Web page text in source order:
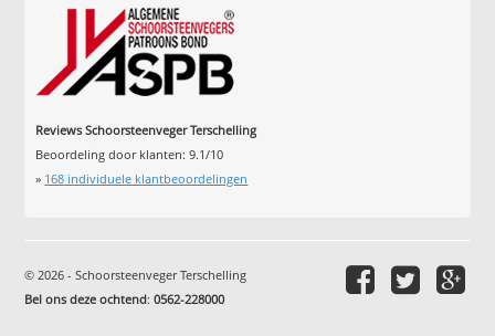
Reviews Schoorsteenveger Terschelling
Beoordeling door klanten:9.1/10
» 168 individuele klantbeoordelingen
© 2026 - Schoorsteenveger Terschelling
Bel ons deze ochtend:0562-228000